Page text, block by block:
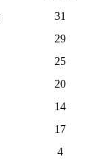
31
29
25
20
14
17
4